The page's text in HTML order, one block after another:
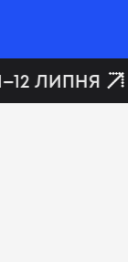
ЛИПНЯ